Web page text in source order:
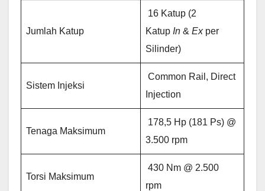
Jumlah Katup
16 Katup (2
Katup In & Exper
Silinder)
Sistem Injeksi
Common Rail, Direct
Injection
Tenaga Maksimum
178,5 Hp (181 Ps) @
3.500 rpm
Torsi Maksimum
430 Nm @ 2.500
rpm